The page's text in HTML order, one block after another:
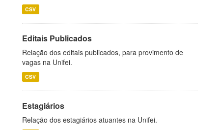
CSV
Editais Publicados
Relação dos editais publicados, para provimento de
vagas na Unifei.
CSV
Estagiários
Relação dos estagiários atuantes na Unifei.